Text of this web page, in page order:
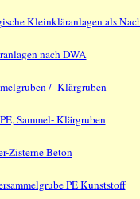
Kleinkläranlagen als
nach DWA
/ -Klärgruben
Sammel- Klärgruben
Zisterne Beton
PE Kunststoff